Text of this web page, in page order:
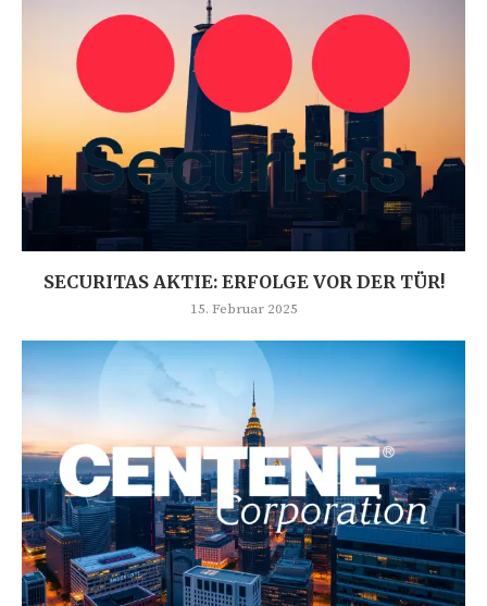
SECURITAS AKTIE: ERFOLGE VOR DER TÜR!
15. Februar 2025